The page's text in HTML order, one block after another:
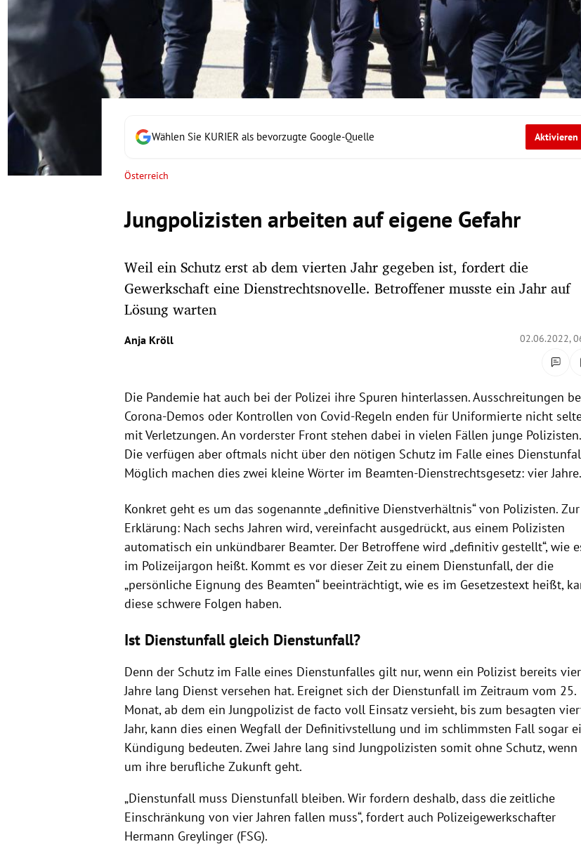
Untermenü
Untermenü
Untermenü
Untermenü
Untermenü
Wählen Sie KURIER als bevorzugte Google-Quelle Aktivieren
Österreich
Jungpolizisten arbeiten auf eigene Gefahr
Weil ein Schutz erst ab dem vierten Jahr gegeben ist, fordert die
Gewerkschaft eine Dienstrechtsnovelle. Betroffener musste ein Jahr auf
Lösung warten
Anja Kröll 02.06.2022,
Die Pandemie hat auch bei der Polizei ihre Spuren hinterlassen. Ausschreitungen
Corona-Demos oder Kontrollen von Covid-Regeln enden für Uniformierte nicht
mit Verletzungen. An vorderster Front stehen dabei in vielen Fällen junge Polizisten.
Die verfügen aber oftmals nicht über den nötigen Schutz im Falle eines
Möglich machen dies zwei kleine Wörter im Beamten-Dienstrechtsgesetz: vier Jahre.
Konkret geht es um das sogenannte „definitive Dienstverhältnis“ von Polizisten. Zur
Erklärung: Nach sechs Jahren wird, vereinfacht ausgedrückt, aus einem Polizisten
automatisch ein unkündbarer Beamter. Der Betroffene wird „definitiv gestellt“, wie
im Polizeijargon heißt. Kommt es vor dieser Zeit zu einem Dienstunfall, der die
„persönliche Eignung des Beamten“ beeinträchtigt, wie es im Gesetzestext heißt,
diese schwere Folgen haben.
Ist Dienstunfall gleich Dienstunfall?
Denn der Schutz im Falle eines Dienstunfalles gilt nur, wenn ein Polizist bereits vier
Jahre lang Dienst versehen hat. Ereignet sich der Dienstunfall im Zeitraum vom 25.
Monat, ab dem ein Jungpolizist de facto voll Einsatz versieht, bis zum besagten
Jahr, kann dies einen Wegfall der Definitivstellung und im schlimmsten Fall sogar
Kündigung bedeuten. Zwei Jahre lang sind Jungpolizisten somit ohne Schutz, wenn
um ihre berufliche Zukunft geht.
„Dienstunfall muss Dienstunfall bleiben. Wir fordern deshalb, dass die zeitliche
Einschränkung von vier Jahren fallen muss“, fordert auch Polizeigewerkschafter
Hermann Greylinger (FSG).